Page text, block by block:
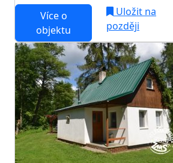
Více o
objektu
Uložit na
později